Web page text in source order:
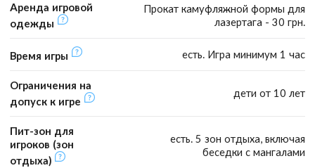
Аренда игровой
одежды
Прокат камуфляжной формы для
лазертага - 30 грн.
Время игры есть. Игра минимум 1 час
Ограничения на
допуск к игре
дети от 10 лет
Пит-зон для
игроков (зон
отдыха)
есть. 5 зон отдыха, включая
беседки с мангалами